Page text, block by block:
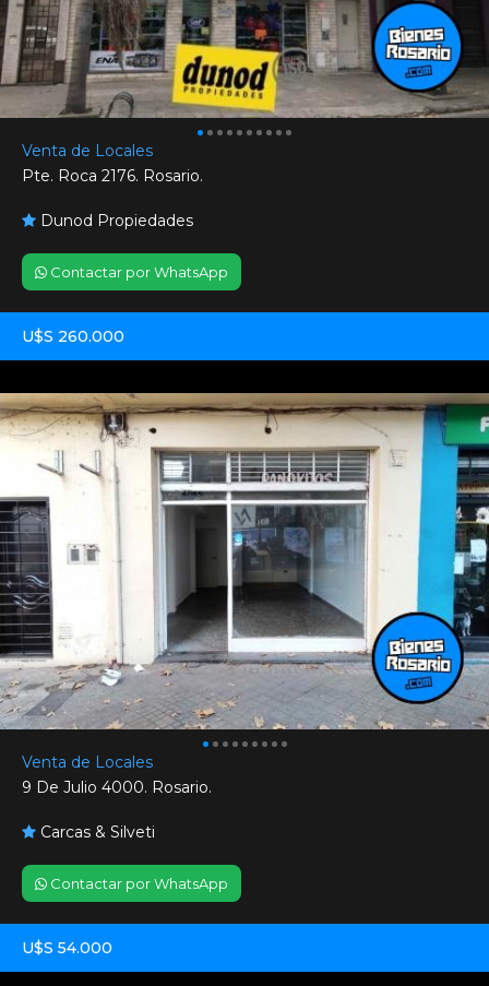
Venta de Locales
Pte. Roca 2176. Rosario.
Dunod Propiedades
Contactar por WhatsApp
U$S 260.000
Venta de Locales
9 De Julio 4000. Rosario.
Carcas & Silveti
Contactar por WhatsApp
U$S 54.000